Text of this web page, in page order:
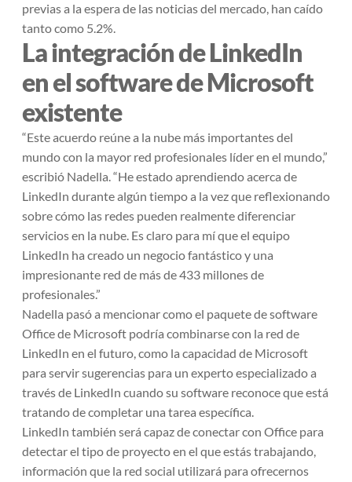
previas a la espera de las noticias del mercado, han caído
tanto como 5.2%.
La integración de LinkedIn
en el software de Microsoft
existente
“Este acuerdo reúne a la nube más importantes del
mundo con la mayor red profesionales líder en el mundo,”
escribió Nadella. “He estado aprendiendo acerca de
LinkedIn durante algún tiempo a la vez que reflexionando
sobre cómo las redes pueden realmente diferenciar
servicios en la nube. Es claro para mí que el equipo
LinkedIn ha creado un negocio fantástico y una
impresionante red de más de 433 millones de
profesionales.”
Nadella pasó a mencionar como el paquete de software
Office de Microsoft podría combinarse con la red de
LinkedIn en el futuro, como la capacidad de Microsoft
para servir sugerencias para un experto especializado a
través de LinkedIn cuando su software reconoce que está
tratando de completar una tarea específica.
LinkedIn también será capaz de conectar con Office para
detectar el tipo de proyecto en el que estás trabajando,
información que la red social utilizará para ofrecernos